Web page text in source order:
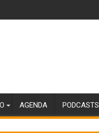
AGENDA PODCASTS